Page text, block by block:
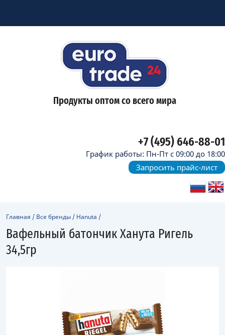
Продукты оптом со всего мира
+7 (495) 646-88-01
График работы: Пн-Пт с 09:00 до 18:00
Запросить прайс-лист
Главная / Все бренды / Hanuta /
Вафельный батончик Ханута Ригель
34,5гр